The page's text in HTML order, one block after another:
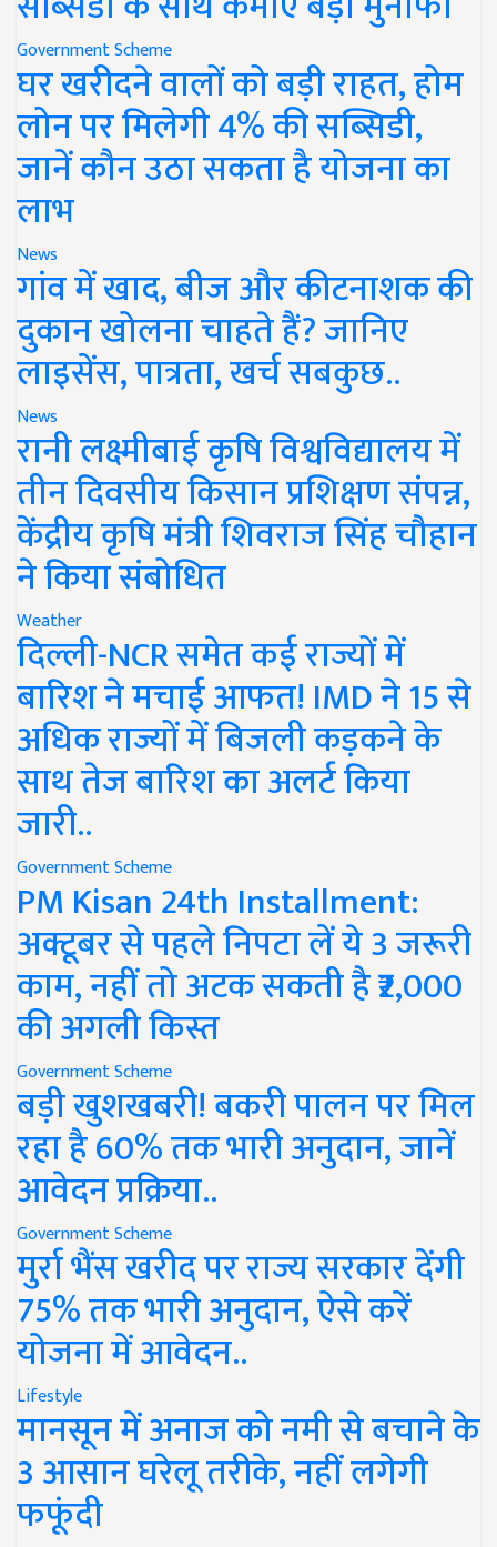
Government Scheme
घर खरीदने वालों को बड़ी राहत, होम
लोन पर मिलेगी 4% की सब्सिडी,
जानें कौन उठा सकता है योजना का
लाभ
News
गांव में खाद, बीज और कीटनाशक की
दुकान खोलना चाहते हैं? जानिए
लाइसेंस, पात्रता, खर्च सबकुछ..
News
रानी लक्ष्मीबाई कृषि विश्वविद्यालय में
तीन दिवसीय किसान प्रशिक्षण संपन्न,
केंद्रीय कृषि मंत्री शिवराज सिंह चौहान
ने किया संबोधित
Weather
दिल्ली-NCR समेत कई राज्यों में
बारिश ने मचाई आफत! IMD ने 15 से
अधिक राज्यों में बिजली कड़कने के
साथ तेज बारिश का अलर्ट किया
जारी..
Government Scheme
PM Kisan 24th Installment:
अक्टूबर से पहले निपटा लें ये 3 जरूरी
काम, नहीं तो अटक सकती है ₹2,000
की अगली किस्त
Government Scheme
बड़ी खुशखबरी! बकरी पालन पर मिल
रहा है 60% तक भारी अनुदान, जानें
आवेदन प्रक्रिया..
Government Scheme
मुर्रा भैंस खरीद पर राज्य सरकार देंगी
75% तक भारी अनुदान, ऐसे करें
योजना में आवेदन..
Lifestyle
मानसून में अनाज को नमी से बचाने के
3 आसान घरेलू तरीके, नहीं लगेगी
फफूंदी